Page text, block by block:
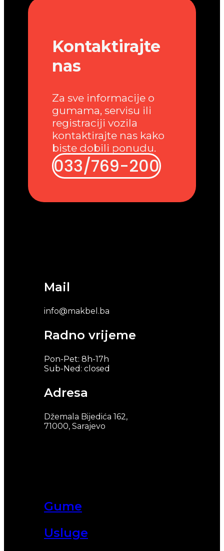
Gume
Usluge
Mail
info@makbel.ba
Radno vrijeme
Pon-Pet: 8h-17h
Sub-Ned: closed
Adresa
Džemala Bijedića 162,
71000, Sarajevo
Kontaktirajte
nas
Za sve informacije o
gumama, servisu ili
registraciji vozila
kontaktirajte nas kako
biste dobili ponudu.
033/769-200